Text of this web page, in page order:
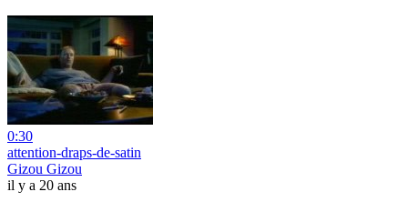
0:30
attention-draps-de-satin
Gizou Gizou
il y a 20 ans